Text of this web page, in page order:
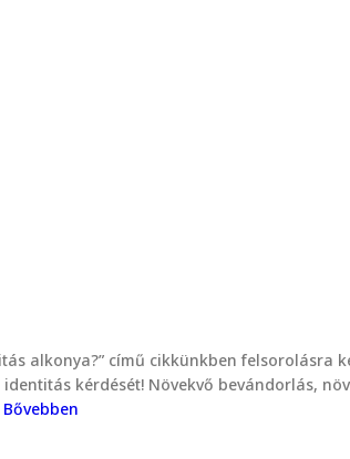
alkonya?” című cikkünkben
kérdését! Növekvő bevándorlás,
Bővebben